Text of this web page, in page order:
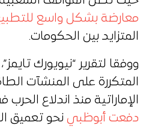
معارضة بشكل واسع
المتزايد بين الحكومات.
ووفقا لتقرير “نيويورك
المتكررة على المنشآت
الإماراتية منذ اندلاع الحرب في 28 فيفري
دفعت أبوظبي نحو تعميق